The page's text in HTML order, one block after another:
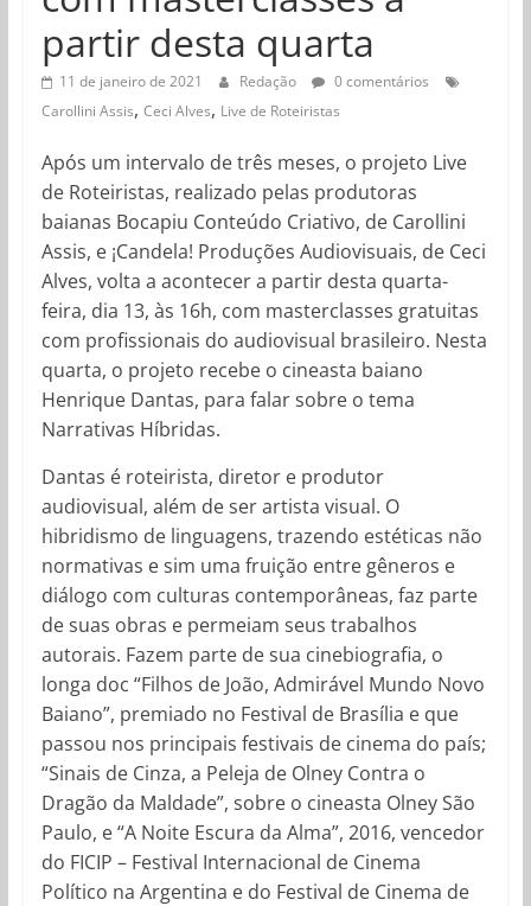
partir desta quarta
11 de janeiro de 2021 Redação
0 comentários
Carollini Assis, Ceci Alves, Live de Roteiristas
Após um intervalo de três meses, o projeto Live
de Roteiristas, realizado pelas produtoras
baianas Bocapiu Conteúdo Criativo, de Carollini
Assis, e ¡Candela! Produções Audiovisuais, de Ceci
Alves, volta a acontecer a partir desta quarta-
feira, dia 13, às 16h, com masterclasses gratuitas
com profissionais do audiovisual brasileiro. Nesta
quarta, o projeto recebe o cineasta baiano
Henrique Dantas, para falar sobre o tema
Narrativas Híbridas.
Dantas é roteirista, diretor e produtor
audiovisual, além de ser artista visual. O
hibridismo de linguagens, trazendo estéticas não
normativas e sim uma fruição entre gêneros e
diálogo com culturas contemporâneas, faz parte
de suas obras e permeiam seus trabalhos
autorais. Fazem parte de sua cinebiografia, o
longa doc “Filhos de João, Admirável Mundo Novo
Baiano”, premiado no Festival de Brasília e que
passou nos principais festivais de cinema do país;
“Sinais de Cinza, a Peleja de Olney Contra o
Dragão da Maldade”, sobre o cineasta Olney São
Paulo, e “A Noite Escura da Alma”, 2016, vencedor
do FICIP – Festival Internacional de Cinema
Político na Argentina e do Festival de Cinema de